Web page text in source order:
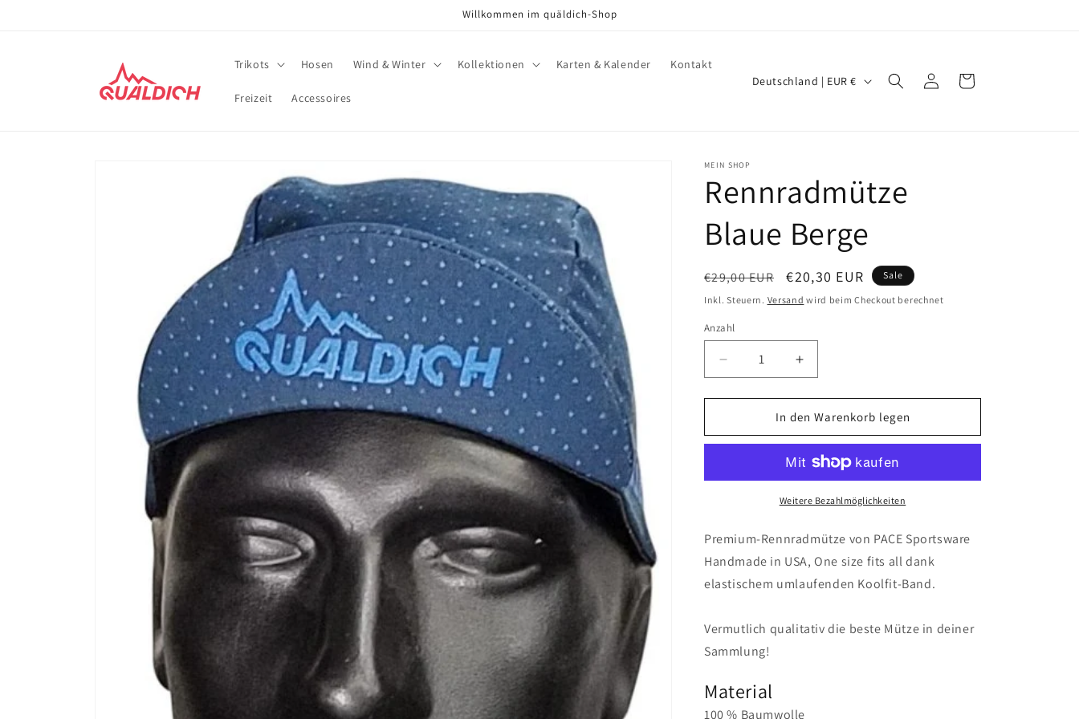
Willkommen im quäldich-Shop
Trikots Hosen Wind & Winter Kollektionen Karten & Kalender Kontakt
Freizeit Accessoires
/
R
e
g
i
o
Deutschland | EUR € EinloggenWarenkorb
MEIN SHOP
Rennradmütze
Blaue Berge
Normaler
Preis
€29,00 EUR Verkaufspreis
€20,30 EUR Sale
Inkl. Steuern. Versand wird beim Checkout berechnet
Anzahl
Verringere
die
Menge
Rennradmütze
Erhöhe
die
Menge
für
Rennradmütze
Blaue
Berge
In den Warenkorb legen
Weitere Bezahlmöglichkeiten
Premium-Rennradmütze von PACE Sportsware
Handmade in USA, One size fits all dank
elastischem umlaufenden Koolfit-Band.
Vermutlich qualitativ die beste Mütze in deiner
Sammlung!
Material
100 % Baumwolle